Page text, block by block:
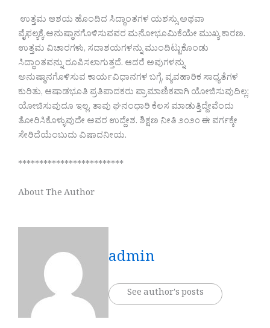
ಉತ್ತಮ ಆಶಯ ಹೊಂದಿದ ಸಿದ್ಧಾಂತಗಳ ಯಶಸ್ಸು ಅಥವಾ
ವೈಫಲ್ಯಕ್ಕೆ,ಅನುಷ್ಠಾನಗೊಳಿಸುವವರ ಮನೋಭೂಮಿಕೆಯೇ ಮುಖ್ಯ ಕಾರಣ.
ಉತ್ತಮ ವಿಚಾರಗಳು, ಸದಾಶಯಗಳನ್ನು ಮುಂದಿಟ್ಟುಕೊಂಡು
ಸಿದ್ಧಾಂತವನ್ನು ರೂಪಿಸಲಾಗುತ್ತದೆ. ಆದರೆ ಅವುಗಳನ್ನು
ಅನುಷ್ಠಾನಗೊಳಿಸುವ ಕಾರ್ಯವಿಧಾನಗಳ ಬಗ್ಗೆ, ವ್ಯವಹಾರಿಕ ಸಾಧ್ಯತೆಗಳ
ಕುರಿತು, ಆಷಾಡಭೂತಿ ಪ್ರತಿಪಾದಕರು ಪ್ರಾಮಾಣಿಕವಾಗಿ ಯೋಜಿಸುವುದಿಲ್ಲ;
ಯೋಚಿಸುವುದೂ ಇಲ್ಲ. ತಾವು ಘನಂಧಾರಿ ಕೆಲಸ ಮಾಡುತ್ತಿದ್ದೇವೆಂದು
ತೋರಿಸಿಕೊಳ್ಳುವುದೇ ಅವರ ಉದ್ದೇಶ. ಶಿಕ್ಷಣ ನೀತಿ ೨೦೨೦ ಈ ವರ್ಗಕ್ಕೇ
ಸೇರಿದೆಯೆಂಬುದು ವಿಷಾದನೀಯ.
*************************
About The Author
admin
See author's posts